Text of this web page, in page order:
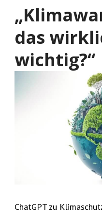
das
wichtig?“
ChatGPT zu